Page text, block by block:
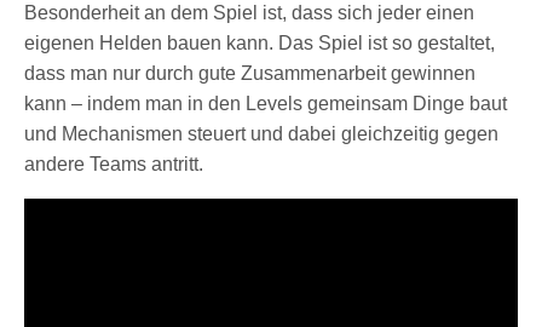
Besonderheit an dem Spiel ist, dass sich jeder einen
eigenen Helden bauen kann. Das Spiel ist so gestaltet,
dass man nur durch gute Zusammenarbeit gewinnen
kann – indem man in den Levels gemeinsam Dinge baut
und Mechanismen steuert und dabei gleichzeitig gegen
andere Teams antritt.